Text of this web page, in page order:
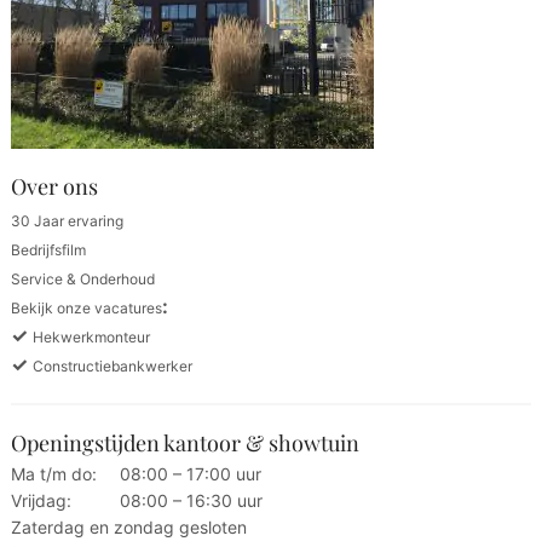
Over ons
30 Jaar ervaring
Bedrijfsfilm
Service & Onderhoud
Bekijk onze vacatures:
✓ Hekwerkmonteur
✓ Constructiebankwerker
Openingstijden kantoor & showtuin
Ma t/m do:
08:00 – 17:00 uur
Vrijdag:
08:00 – 16:30 uur
Zaterdag en zondag gesloten